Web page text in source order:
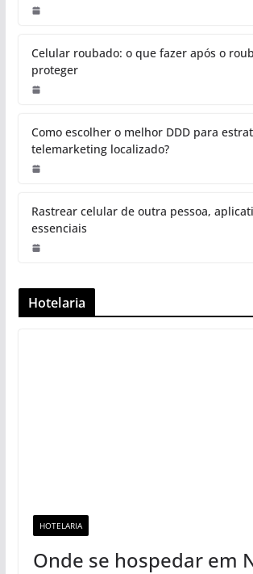
Celular roubado: o que fazer após o
proteger
Como escolher o melhor DDD para
telemarketing localizado?
Rastrear celular de outra pessoa,
essenciais
Hotelaria
HOTELARIA
Onde se hospedar em